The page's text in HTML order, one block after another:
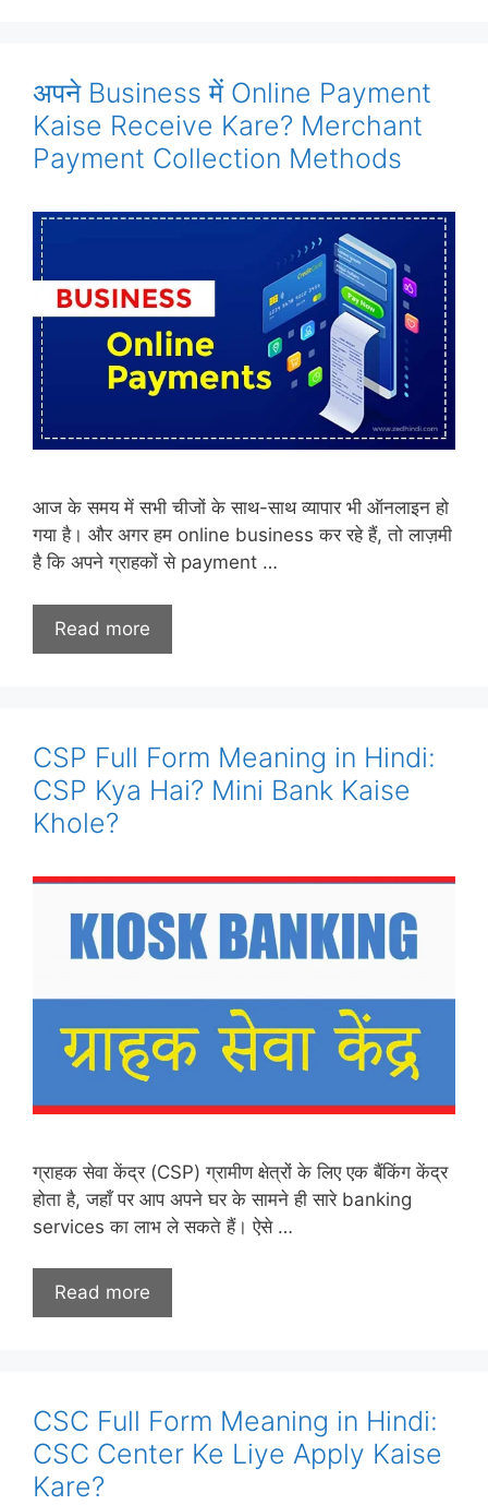
अपने Business में Online Payment
Kaise Receive Kare? Merchant
Payment Collection Methods
आज के समय में सभी चीजों के साथ-साथ व्यापार भी ऑनलाइन हो
गया है। और अगर हम online business कर रहे हैं, तो लाज़मी
है कि अपने ग्राहकों से payment …
Read more
CSP Full Form Meaning in Hindi:
CSP Kya Hai? Mini Bank Kaise
Khole?
ग्राहक सेवा केंद्र (CSP) ग्रामीण क्षेत्रों के लिए एक बैंकिंग केंद्र
होता है, जहाँ पर आप अपने घर के सामने ही सारे banking
services का लाभ ले सकते हैं। ऐसे …
Read more
CSC Full Form Meaning in Hindi:
CSC Center Ke Liye Apply Kaise
Kare?